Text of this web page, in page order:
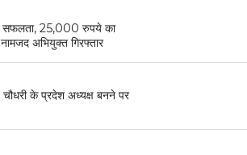
उनसे यूट्यूबर इंडिया से मिले दस्तावेजों और
बारे में विस्तृत जानकारी लेंगे।
थी। इसके बाद उसे 23 जुलाई को पेश होने को कहा
पहले ईडी के अधिकारी एल्विश के करीबी मशहूर
फाजिलपुरिया समेत तीन लोगों से पूछताछ कर चुके